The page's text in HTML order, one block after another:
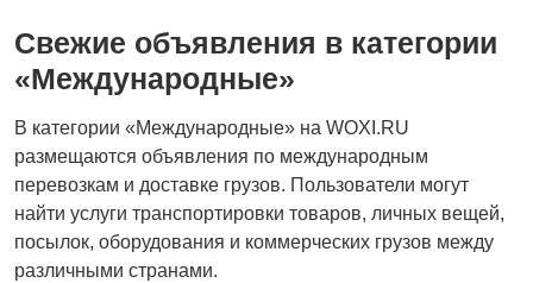
Свежие объявления в категории
«Международные»
В категории «Международные» на WOXI.RU
размещаются объявления по международным
перевозкам и доставке грузов. Пользователи могут
найти услуги транспортировки товаров, личных вещей,
посылок, оборудования и коммерческих грузов между
различными странами.